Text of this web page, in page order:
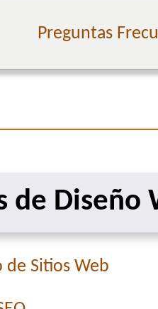
Preguntas
de Diseño
de Sitios Web